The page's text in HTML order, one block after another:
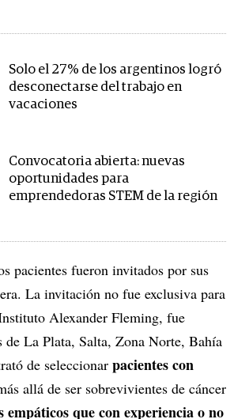
Solo el 27% de los argentinos logró
desconectarse del trabajo en
vacaciones
Convocatoria abierta: nuevas
oportunidades para
emprendedoras STEM de la región
pacientes fueron invitados por sus
La invitación no fue exclusiva para
Alexander Fleming, fue
de La Plata, Salta, Zona Norte, Bahía
de seleccionar pacientes con
allá de ser sobrevivientes de cáncer
empáticos que con experiencia o no